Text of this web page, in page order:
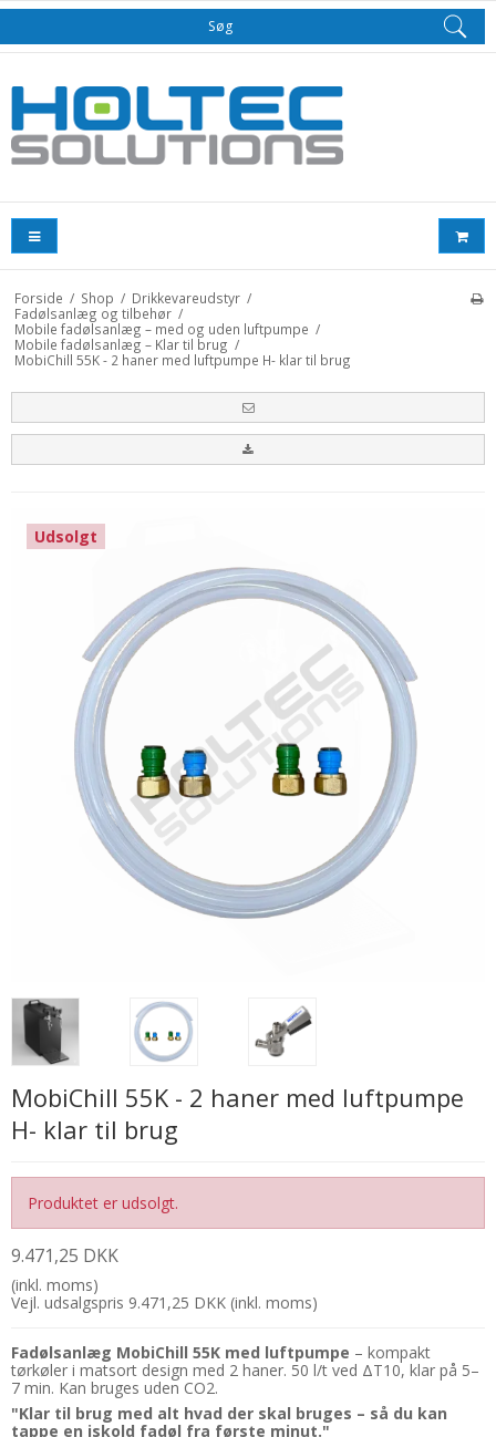
Søg
Forside / Shop / Drikkevareudstyr /
Fadølsanlæg og tilbehør /
Mobile fadølsanlæg – med og uden luftpumpe /
Mobile fadølsanlæg – Klar til brug /
MobiChill 55K - 2 haner med luftpumpe H- klar til brug
Udsolgt
MobiChill 55K - 2 haner med luftpumpe
H- klar til brug
Produktet er udsolgt.
9.471,25 DKK
(inkl. moms)
Vejl. udsalgspris 9.471,25 DKK (inkl. moms)
Fadølsanlæg MobiChill 55K med luftpumpe – kompakt
tørkøler i matsort design med 2 haner. 50 l/t ved ΔT10, klar på 5–
7 min. Kan bruges uden CO2.
"Klar til brug med alt hvad der skal bruges – så du kan
tappe en iskold fadøl fra første minut."